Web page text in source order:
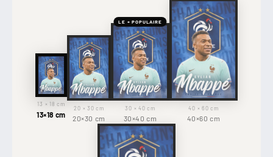
13 × 18 cm
13×18 cm
20 × 30 cm
20×30 cm
LE + POPULAIRE
30 × 40 cm
30×40 cm
40 × 60 cm
40×60 cm